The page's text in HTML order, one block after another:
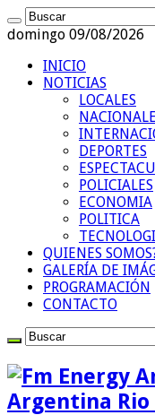
domingo 09/08/2026
INICIO
NOTICIAS
LOCALES
DEPORTES
POLICIALES
ECONOMIA
POLITICA
QUIENES
GALERÍA DE
PROGRAMACIÓN
CONTACTO
Argentina Rio